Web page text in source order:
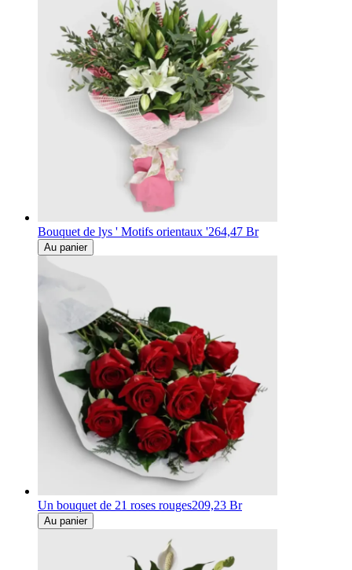
Bouquet de lys ' Motifs orientaux '264,47 Br
Au panier
Un bouquet de 21 roses rouges209,23 Br
Au panier